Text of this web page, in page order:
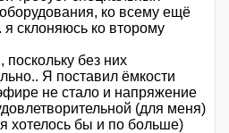
ко всему ещё
я склоняюсь ко второму
без них
Я поставил ёмкости
не стало и напряжение
(для меня)
хотелось бы и по больше)